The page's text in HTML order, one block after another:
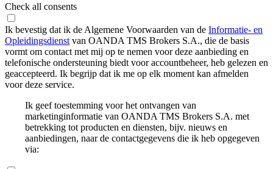
Check all consents
Ik bevestig dat ik de Algemene Voorwaarden van de Informatie- en
Opleidingsdienst van OANDA TMS Brokers S.A., die de basis
vormt om contact met mij op te nemen voor deze aanbieding en
telefonische ondersteuning biedt voor accountbeheer, heb gelezen en
geaccepteerd. Ik begrijp dat ik me op elk moment kan afmelden
voor deze service.
Ik geef toestemming voor het ontvangen van
marketinginformatie van OANDA TMS Brokers S.A. met
betrekking tot producten en diensten, bijv. nieuws en
aanbiedingen, naar de contactgegevens die ik heb opgegeven
via: